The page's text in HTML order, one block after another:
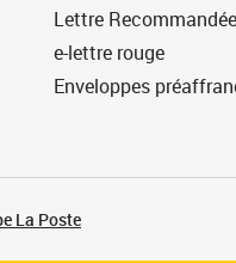
Lettre
e-lettre rouge
Enveloppes
La Poste